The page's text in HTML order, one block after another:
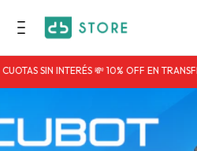
SIN INTERÉS 💸 10% OFF EN